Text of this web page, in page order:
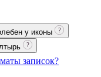
у иконы
записок?